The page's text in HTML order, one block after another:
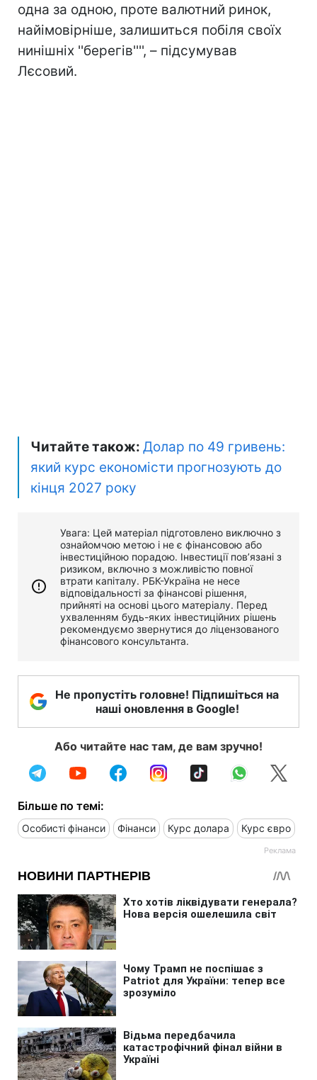
одна за одною, проте валютний ринок,
найімовірніше, залишиться побіля своїх
нинішніх ''берегів'''', – підсумував
Лєсовий.
Читайте також: Долар по 49 гривень:
який курс економісти прогнозують до
кінця 2027 року
Увага: Цей матеріал підготовлено виключно з
ознайомчою метою і не є фінансовою або
інвестиційною порадою. Інвестиції пов’язані з
ризиком, включно з можливістю повної
втрати капіталу. РБК-Україна не несе
відповідальності за фінансові рішення,
прийняті на основі цього матеріалу. Перед
ухваленням будь-яких інвестиційних рішень
рекомендуємо звернутися до ліцензованого
фінансового консультанта.
Не пропустіть головне! Підпишіться на
наші оновлення в Google!
Або читайте нас там, де вам зручно!
Більше по темі:
Особисті фінанси Фінанси Курс долара Курс євро